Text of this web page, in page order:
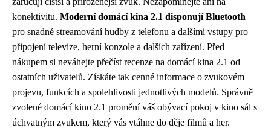
konektivitu. Moderní domácí kina 2.1 disponují Bluetooth
pro snadné streamování hudby z telefonu a dalšími vstupy pro
připojení televize, herní konzole a dalších zařízení. Před
nákupem si neváhejte přečíst recenze na domácí kina 2.1 od
ostatních uživatelů. Získáte tak cenné informace o zvukovém
projevu, funkcích a spolehlivosti jednotlivých modelů. Správně
zvolené domácí kino 2.1 promění váš obývací pokoj v kino sál s
úchvatným zvukem, který vás vtáhne do děje filmů a her.